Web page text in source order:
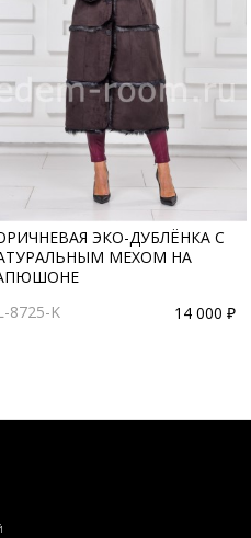
ЭКО-ДУБЛЁНКА С
МЕХОМ НА
8725-K
14 000 ₽